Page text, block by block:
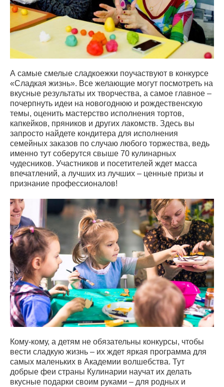
А самые смелые сладкоежки поучаствуют в конкурсе
«Сладкая жизнь». Все желающие могут посмотреть на
вкусные результаты их творчества, а самое главное –
почерпнуть идеи на новогоднюю и рождественскую
темы, оценить мастерство исполнения тортов,
капкейков, пряников и других лакомств. Здесь вы
запросто найдете кондитера для исполнения
семейных заказов по случаю любого торжества, ведь
именно тут соберутся свыше 70 кулинарных
чудесников. Участников и посетителей ждет масса
впечатлений, а лучших из лучших – ценные призы и
признание профессионалов!
Кому-кому, а детям не обязательны конкурсы, чтобы
вести сладкую жизнь – их ждет яркая программа для
самых маленьких в Академии волшебства. Тут
добрые феи страны Кулинарии научат их делать
вкусные подарки своим руками – для родных и